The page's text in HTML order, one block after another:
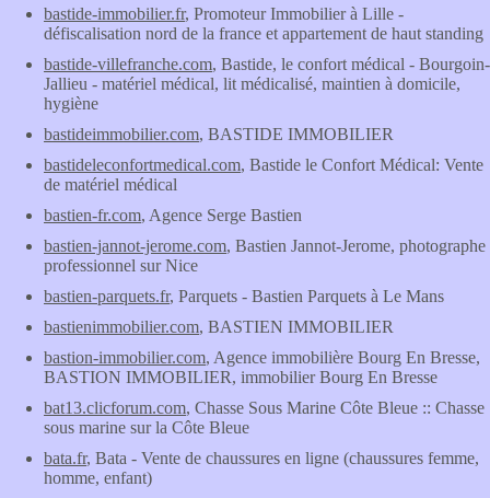
bastide-immobilier.fr, Promoteur Immobilier à Lille -
défiscalisation nord de la france et appartement de haut standing
bastide-villefranche.com, Bastide, le confort médical - Bourgoin-
Jallieu - matériel médical, lit médicalisé, maintien à domicile,
hygiène
bastideimmobilier.com, BASTIDE IMMOBILIER
bastideleconfortmedical.com, Bastide le Confort Médical: Vente
de matériel médical
bastien-fr.com, Agence Serge Bastien
bastien-jannot-jerome.com, Bastien Jannot-Jerome, photographe
professionnel sur Nice
bastien-parquets.fr, Parquets - Bastien Parquets à Le Mans
bastienimmobilier.com, BASTIEN IMMOBILIER
bastion-immobilier.com, Agence immobilière Bourg En Bresse,
BASTION IMMOBILIER, immobilier Bourg En Bresse
bat13.clicforum.com, Chasse Sous Marine Côte Bleue :: Chasse
sous marine sur la Côte Bleue
bata.fr, Bata - Vente de chaussures en ligne (chaussures femme,
homme, enfant)